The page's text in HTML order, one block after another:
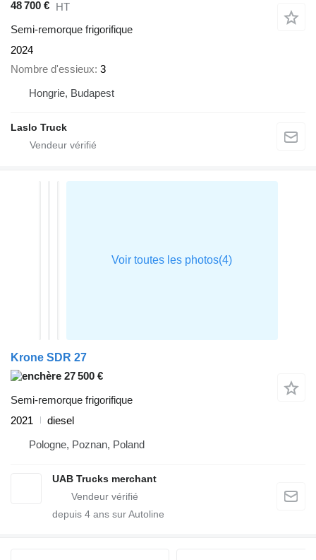
48 700 € HT
Semi-remorque frigorifique
2024
Nombre d'essieux 3
Hongrie, Budapest
Laslo Truck
Krone SDR 27
27 500 €
Semi-remorque frigorifique
2021
diesel
Pologne, Poznan, Poland
UAB Trucks merchant
depuis 4 ans sur Autoline